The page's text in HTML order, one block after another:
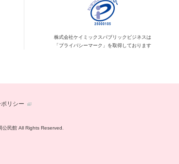
株式会社ケイミックスパブリックビジネスは
「プライバシーマーク」を取得しております
リシー
公民館All Rights Reserved.